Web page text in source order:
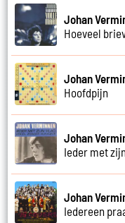
Johan
Hoeveel
Johan
Hoofdpijn
Johan
Ieder met
Johan
Iedereen